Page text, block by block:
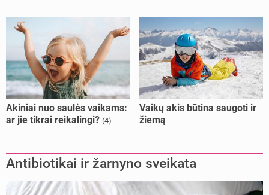
Akiniai nuo saulės vaikams:
ar jie tikrai reikalingi? (4)
Vaikų akis būtina saugoti ir
žiemą
Antibiotikai ir žarnyno sveikata